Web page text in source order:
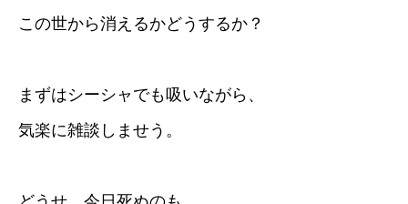
この世から消えるかどうするか？
まずはシーシャでも吸いながら、
気楽に雑談しませう。